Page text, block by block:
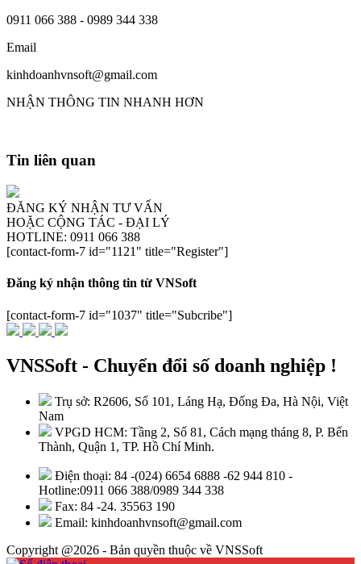
0911 066 388 - 0989 344 338
Email
kinhdoanhvnsoft@gmail.com
NHẬN THÔNG TIN NHANH HƠN
Tin liên quan
ĐĂNG KÝ NHẬN TƯ VẤN
HOẶC CỘNG TÁC - ĐẠI LÝ
HOTLINE: 0911 066 388
[contact-form-7 id="1121" title="Register"]
Đăng ký nhận thông tin từ VNSoft
[contact-form-7 id="1037" title="Subcribe"]
VNSSoft - Chuyển đổi số doanh nghiệp !
Trụ sở: R2606, Số 101, Láng Hạ, Đống Đa, Hà Nội, Việt
Nam
VPGD HCM: Tầng 2, Số 81, Cách mạng tháng 8, P. Bến
Thành, Quận 1, TP. Hồ Chí Minh.
Điện thoại: 84 -(024) 6654 6888 -62 944 810 -
Hotline:0911 066 388/0989 344 338
Fax: 84 -24. 35563 190
Email: kinhdoanhvnsoft@gmail.com
Copyright @2026 - Bản quyền thuộc về VNSSoft